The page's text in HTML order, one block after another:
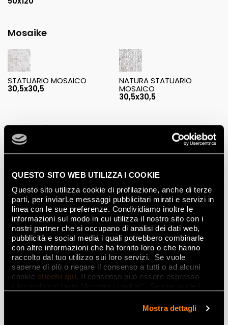
QUESTO SITO WEB UTILIZZA I COOKIE
Questo sito utilizza cookie di profilazione, anche di terze
parti, per inviarLe messaggi pubblicitari mirati e servizi in
linea con le sue preferenze. Condividiamo inoltre le
informazioni sul modo in cui utilizza il nostro sito con i
nostri partner che si occupano di analisi dei dati web,
pubblicità e social media i quali potrebbero combinarle
con altre informazioni che ha fornito loro o che hanno
raccolto dal tuo utilizzo sui loro servizi. Se vuole
saperne di più o negare il consenso a tutti o ad alcuni
cookie clicchi qui. Il consenso può essere espresso
Mostra dettagli
Mosaike
STATUARIO MOSAICO
30,5x30,5
NATURA STATUARIO
MOSAICO
30,5x30,5
Decorations
CLASSIC STATUARIO
INSERTO
25x75
Leisten
CLASSIC STATUARIO
LISTELLO
8x25
GRECA STATUARIO LISTELLO
8x25